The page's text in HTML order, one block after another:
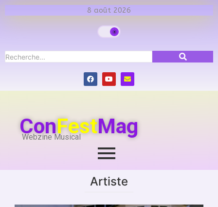
8 août 2026
ConFestMag
Webzine Musical
Artiste